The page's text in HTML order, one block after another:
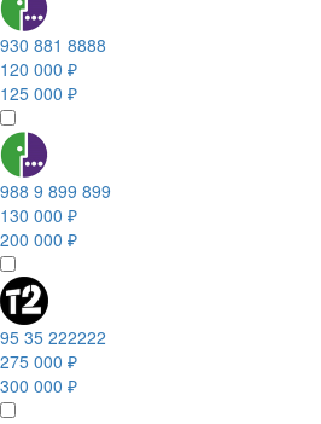
930 881 8888
120 000 ₽
125 000 ₽
988 9 899 899
130 000 ₽
200 000 ₽
95 35 222222
275 000 ₽
300 000 ₽